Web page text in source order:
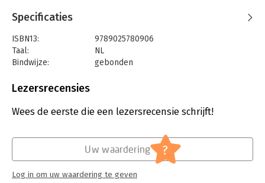
In Anna's klas is iedereen altijd op tijd, de prullenbak is leeg,
de tafels staan recht en alles draait om de drie R'en: Rust,
Reinheid en Regelmaat. Totdat Stijn in de klas komt. Op zijn
brood zit gekleurde hagelslag en terwijl hij eet, neuriet hij
vrolijk een deuntje. Veranderen zijn ogen nu steeds van kleur?
allesbehalve doorsnee is. Stijns oma is een heks. Een echte!
het wordt niet saai. Anna komt erachter dat ze zelf misschien
'Mijn oma is een heks' is een vlot geschreven, fantasierijk en
makkelijk te lezen verhaal van Naomi Tieman. De magisch
mooie illustraties van Nadia Meezen zijn een perfecte match.
Dit leesboek is leuk voor beginnende lezers vanaf ongeveer 7
Specificaties
ISBN13:
9789025780906
Taal:
NL
Bindwijze:
gebonden
Uitgever:
Verschijningsdatum:
13-8-2025
Mijn oma is een heks
Lezersrecensies
Wees de eerste die een lezersrecensie schrijft!
Uw waardering ?
Log in om uw waardering te geven